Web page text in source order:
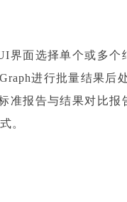
界面选择单个或多个
进行批量结果后
准报告与结果对比报
。